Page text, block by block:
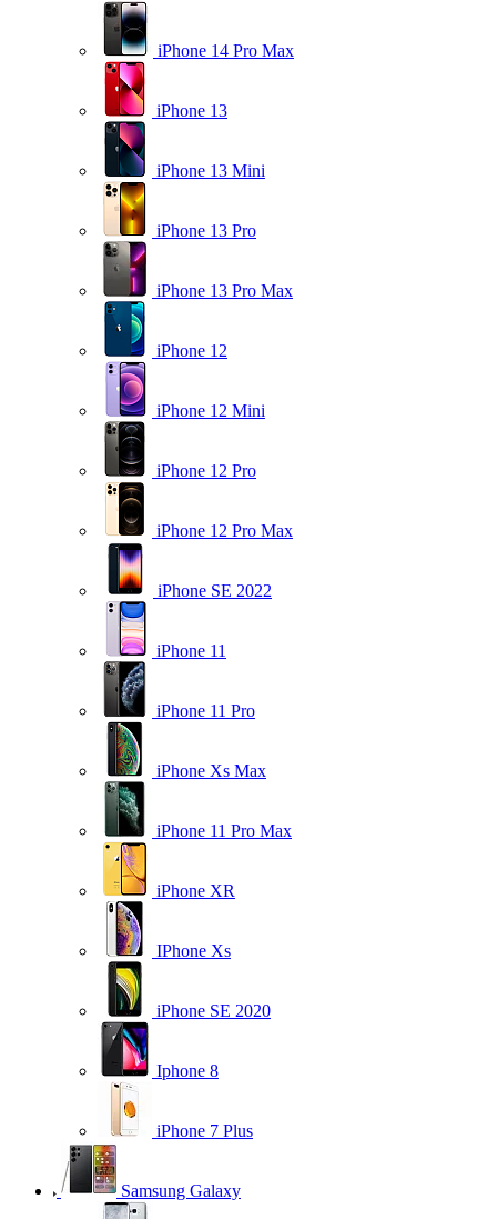
iPhone 14 Pro Max
iPhone 13
iPhone 13 Mini
iPhone 13 Pro
iPhone 13 Pro Max
iPhone 12
iPhone 12 Mini
iPhone 12 Pro
iPhone 12 Pro Max
iPhone SE 2022
iPhone 11
iPhone 11 Pro
iPhone Xs Max
iPhone 11 Pro Max
iPhone XR
IPhone Xs
iPhone SE 2020
Iphone 8
iPhone 7 Plus
Samsung Galaxy